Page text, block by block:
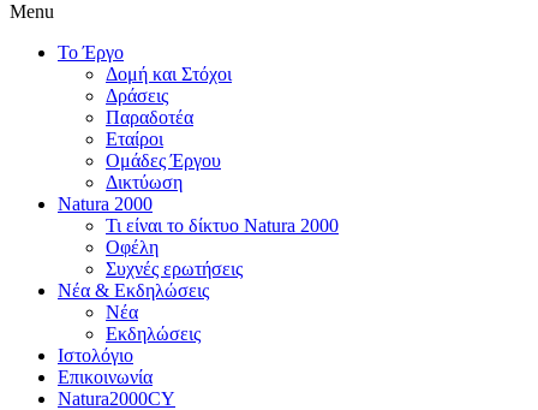
Menu
Το Έργο
Δομή και Στόχοι
Δράσεις
Παραδοτέα
Εταίροι
Ομάδες Έργου
Δικτύωση
Natura 2000
Τι είναι το δίκτυο Natura 2000
Οφέλη
Συχνές ερωτήσεις
Νέα & Εκδηλώσεις
Νέα
Εκδηλώσεις
Ιστολόγιο
Επικοινωνία
Natura2000CY